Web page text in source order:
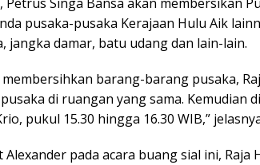
pusaka-pusaka Kerajaan Hulu Aik
jangka damar, batu udang dan lain-lain.
membersihkan barang-barang pusaka,
di ruangan yang sama. Kemudian
pukul 15.30 hingga 16.30 WIB,”
pada acara buang sial ini, Raja